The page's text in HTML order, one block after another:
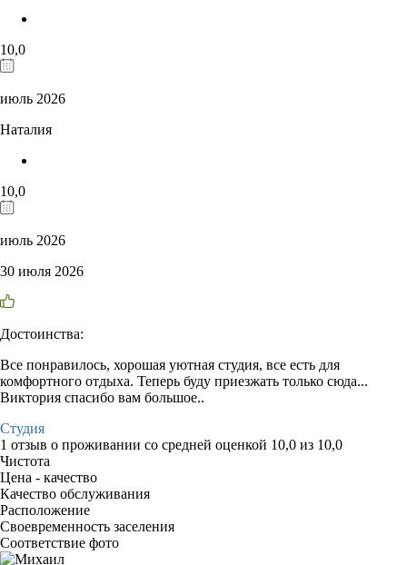
10,0
июль 2026
Наталия
10,0
июль 2026
30 июля 2026
Достоинства:
Все понравилось, хорошая уютная студия, все есть для
комфортного отдыха. Теперь буду приезжать только сюда...
Виктория спасибо вам большое..
Студия
1 отзыв о проживании со средней оценкой 10,0 из 10,0
Чистота
Цена - качество
Качество обслуживания
Расположение
Своевременность заселения
Соответствие фото